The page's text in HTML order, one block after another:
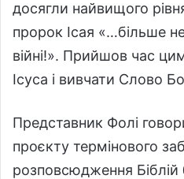
досягли найвищого
пророк Ісая «…більше
війні!». Прийшов час
Ісуса і вивчати Слово
Представник Фолі
проєкту термінового
розповсюдження